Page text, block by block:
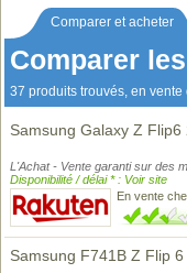
Comparer et acheter
Comparer
37 produits trouvés, en
Samsung Galaxy Z
L'Achat - Vente garanti sur des
Disponibilité / délai * : Voir site
En vente
Samsung F741B Z Flip